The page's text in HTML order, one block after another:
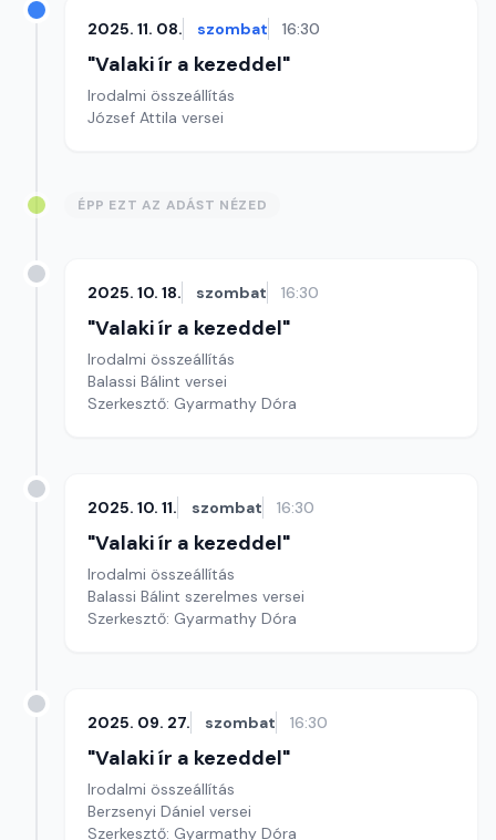
2025. 11. 08. szombat 16:30
"Valaki ír a kezeddel"
Irodalmi összeállítás
József Attila versei
ÉPP EZT AZ ADÁST NÉZED
2025. 10. 18. szombat 16:30
"Valaki ír a kezeddel"
Irodalmi összeállítás
Balassi Bálint versei
Szerkesztő: Gyarmathy Dóra
2025. 10. 11. szombat 16:30
"Valaki ír a kezeddel"
Irodalmi összeállítás
Balassi Bálint szerelmes versei
Szerkesztő: Gyarmathy Dóra
2025. 09. 27. szombat 16:30
"Valaki ír a kezeddel"
Irodalmi összeállítás
Berzsenyi Dániel versei
Szerkesztő: Gyarmathy Dóra